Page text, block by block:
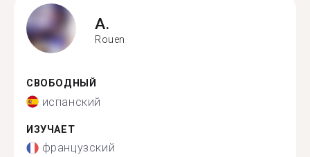
A.
Rouen
СВОБОДНЫЙ
испанский
ИЗУЧАЕТ
французский